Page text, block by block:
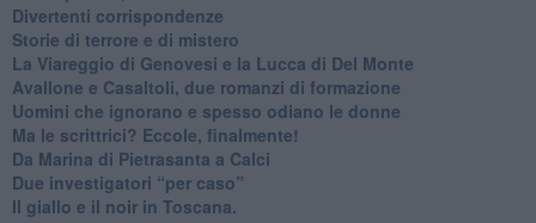
Divertenti corrispondenze
Storie di terrore e di mistero
La Viareggio di Genovesi e la Lucca di Del Monte
Avallone e Casaltoli, due romanzi di formazione
​Uomini che ignorano e spesso odiano le donne
Ma le scrittrici? Eccole, finalmente!
Da Marina di Pietrasanta a Calci
​Due investigatori “per caso”
​Il giallo e il noir in Toscana.